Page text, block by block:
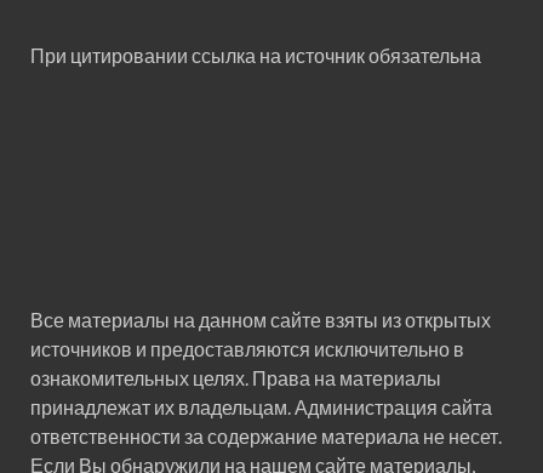
При цитировании ссылка на источник обязательна
Все материалы на данном сайте взяты из открытых
источников и предоставляются исключительно в
ознакомительных целях. Права на материалы
принадлежат их владельцам. Администрация сайта
ответственности за содержание материала не несет.
Если Вы обнаружили на нашем сайте материалы,